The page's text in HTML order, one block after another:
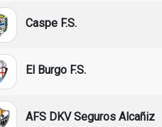
Caspe F.S.
El Burgo F.S.
AFS DKV Seguros Alcañiz